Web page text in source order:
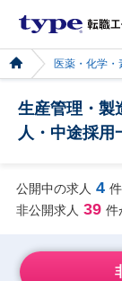
医薬・化学・
生産管理・製
人・中途採用
公開中の求人 4 件
非公開求人 39 件